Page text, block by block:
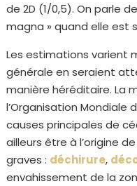
de 2D (1/0,5). On parle
magna » quand elle est
Les estimations varient
générale en seraient
manière héréditaire. La
l’Organisation Mondiale
causes principales de
ailleurs être à l’origine
graves : déchirure,
envahissement de la